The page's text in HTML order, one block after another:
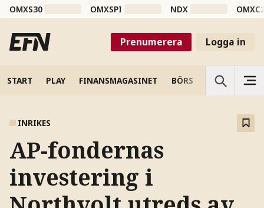
OMXS30 OMXSPI NDX
Prenumerera Logga in
START PLAY FINANSMAGASINET BÖRS VETENSKAP
INRIKES
AP-fondernas
investering i